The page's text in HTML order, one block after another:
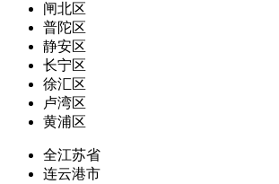
闸北区
普陀区
静安区
长宁区
徐汇区
卢湾区
黄浦区
全江苏省
连云港市